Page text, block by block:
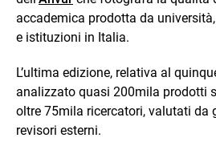
accademica prodotta da
e istituzioni in Italia.
L’ultima edizione, relativa al
analizzato quasi 200mila prodotti
oltre 75mila ricercatori, valutati da
revisori esterni.